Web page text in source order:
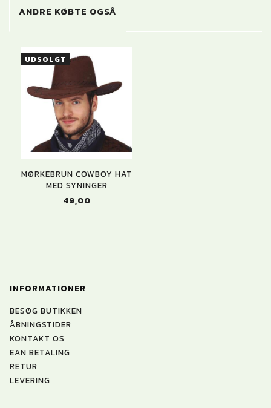
ANDRE KØBTE OGSÅ
UDSOLGT
MØRKEBRUN COWBOY HAT
MED SYNINGER
49,00
INFORMATIONER
BESØG BUTIKKEN
ÅBNINGSTIDER
KONTAKT OS
EAN BETALING
RETUR
LEVERING